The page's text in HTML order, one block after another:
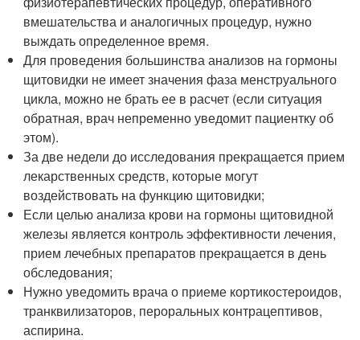
вмешательства и аналогичных процедур, нужно
выждать определенное время.
Для проведения большинства анализов на гормоны
щитовидки не имеет значения фаза менструального
цикла, можно не брать ее в расчет (если ситуация
обратная, врач непременно уведомит пациентку об
этом).
За две недели до исследования прекращается прием
лекарственных средств, которые могут
воздействовать на функцию щитовидки;
Если целью анализа крови на гормоны щитовидной
железы является контроль эффективности лечения,
прием лечебных препаратов прекращается в день
обследования;
Нужно уведомить врача о приеме кортикостероидов,
транквилизаторов, пероральных контрацептивов,
аспирина.